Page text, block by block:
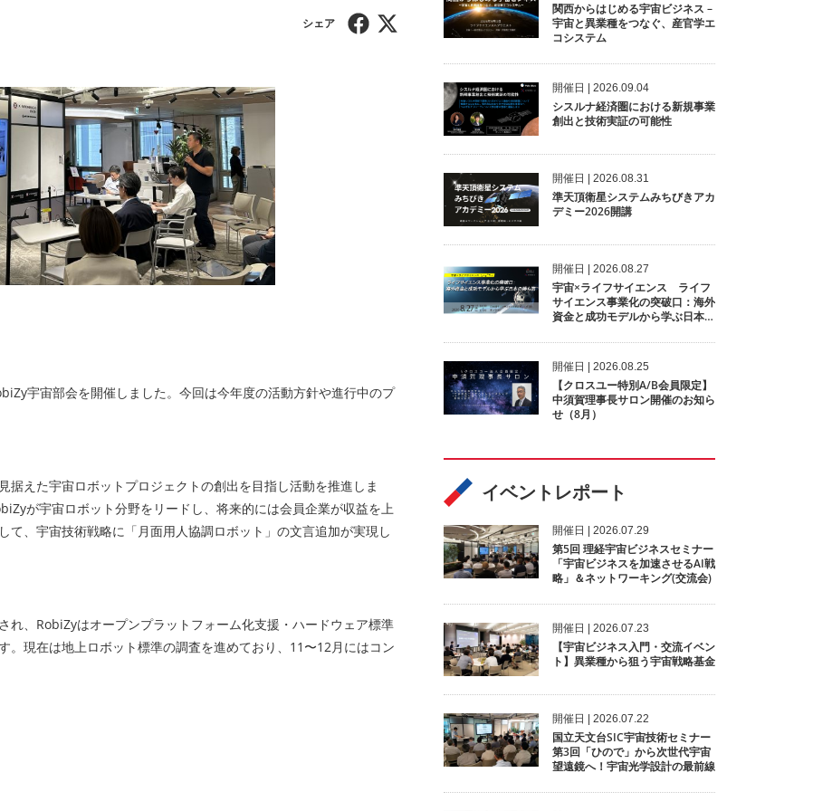
宇宙部会を開催しました。今回は今年度の活動方針や進行中のプ
えた宇宙ロボットプロジェクトの創出を目指し活動を推進しま
が宇宙ロボット分野をリードし、将来的には会員企業が収益を上
て、宇宙技術戦略に「月面用人協調ロボット」の文言追加が実現し
れ、RobiZyはオープンプラットフォーム化支援・ハードウェア標準
。現在は地上ロボット標準の調査を進めており、11〜12月にはコン
関西からはじめる宇宙ビジネス –
宇宙と異業種をつなぐ、産官学エ
コシステム
開催⽇ | 2026.09.04
シスルナ経済圏における新規事業
創出と技術実証の可能性
開催⽇ | 2026.08.31
準天頂衛星システムみちびきアカ
デミー2026開講
開催⽇ | 2026.08.27
宇宙×ライフサイエンス ライフ
サイエンス事業化の突破口：海外
資金と成功モデルから学ぶ日本の
開催⽇ | 2026.08.25
【クロスユー特別A/B会員限定】
中須賀理事長サロン開催のお知ら
せ（8月）
イベントレポート
開催⽇ | 2026.07.29
第5回 理経宇宙ビジネスセミナー
「宇宙ビジネスを加速させるAI戦
略」＆ネットワーキング(交流会)
開催⽇ | 2026.07.23
【宇宙ビジネス入門・交流イベン
ト】異業種から狙う宇宙戦略基金
開催⽇ | 2026.07.22
国立天文台SIC宇宙技術セミナー
第3回「ひので」から次世代宇宙
望遠鏡へ！宇宙光学設計の最前線